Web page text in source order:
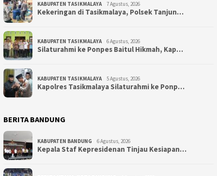
KABUPATEN TASIKMALAYA 7 Agustus, 2026
Kekeringan di Tasikmalaya, Polsek Tanjun…
KABUPATEN TASIKMALAYA 6 Agustus, 2026
Silaturahmi ke Ponpes Baitul Hikmah, Kap…
KABUPATEN TASIKMALAYA 5 Agustus, 2026
Kapolres Tasikmalaya Silaturahmi ke Ponp…
BERITA BANDUNG
KABUPATEN BANDUNG 6 Agustus, 2026
Kepala Staf Kepresidenan Tinjau Kesiapan…